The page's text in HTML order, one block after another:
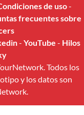
de uso-
frecuentes sobre
- YouTube - Hilos
Todos los
y los datos son